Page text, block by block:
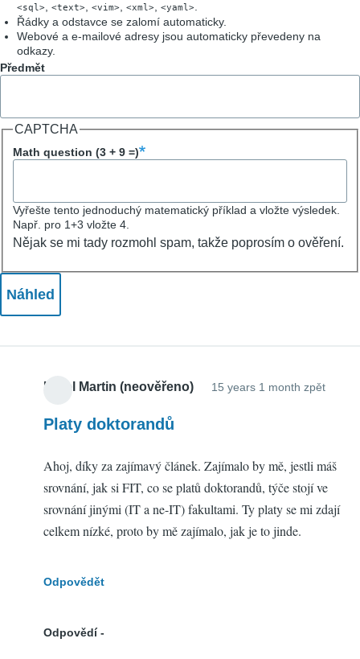
<sql> <text> <vim> <xml> <yaml>
Řádky a odstavce se zalomí automaticky.
Webové a e-mailové adresy jsou automaticky převedeny na
odkazy.
Předmět
CAPTCHA
Math question (3 + 9 =)
Vyřešte tento jednoduchý matematický příklad a vložte výsledek.
Např. pro 1+3 vložte 4.
Nějak se mi tady rozmohl spam, takže poprosím o ověření.
Karel Martin (neověřeno) 15 years 1 month zpět
Platy doktorandů
Ahoj, díky za zajímavý článek. Zajímalo by mě, jestli máš
srovnání, jak si FIT, co se platů doktorandů, týče stojí ve
srovnání jinými (IT a ne-IT) fakultami. Ty platy se mi zdají
celkem nízké, proto by mě zajímalo, jak je to jinde.
Odpovědět
Odpovědí